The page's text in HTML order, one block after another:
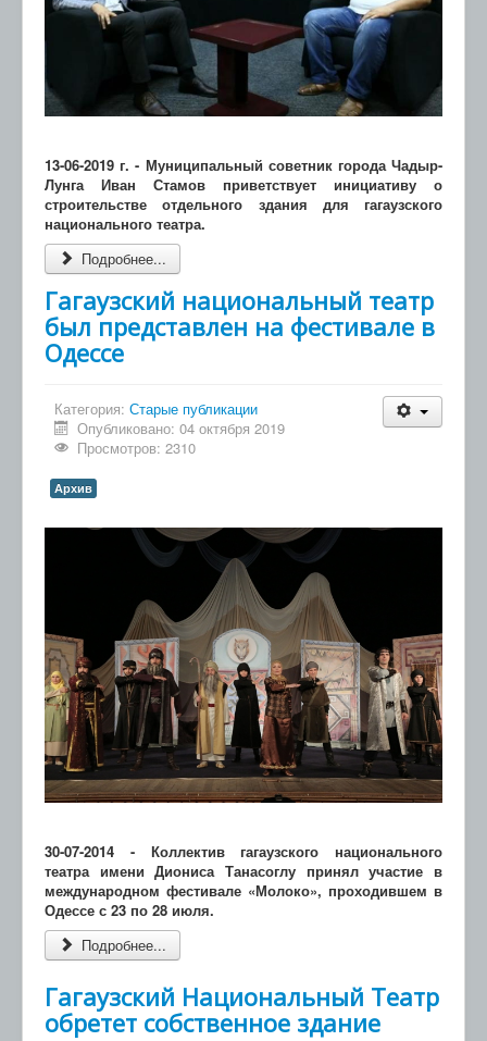
13-06-2019 г. - Муниципальный советник города Чадыр-
Лунга Иван Стамов приветствует инициативу о
строительстве отдельного здания для гагаузского
национального театра.
Подробнее...
Гагаузский национальный театр
был представлен на фестивале в
Одессе
Категория: Старые публикации
Опубликовано: 04 октября 2019
Просмотров: 2310
Архив
30-07-2014 - Коллектив гагаузского национального
театра имени Диониса Танасоглу принял участие в
международном фестивале «Молоко», проходившем в
Одессе с 23 по 28 июля.
Подробнее...
Гагаузский Национальный Театр
обретет собственное здание